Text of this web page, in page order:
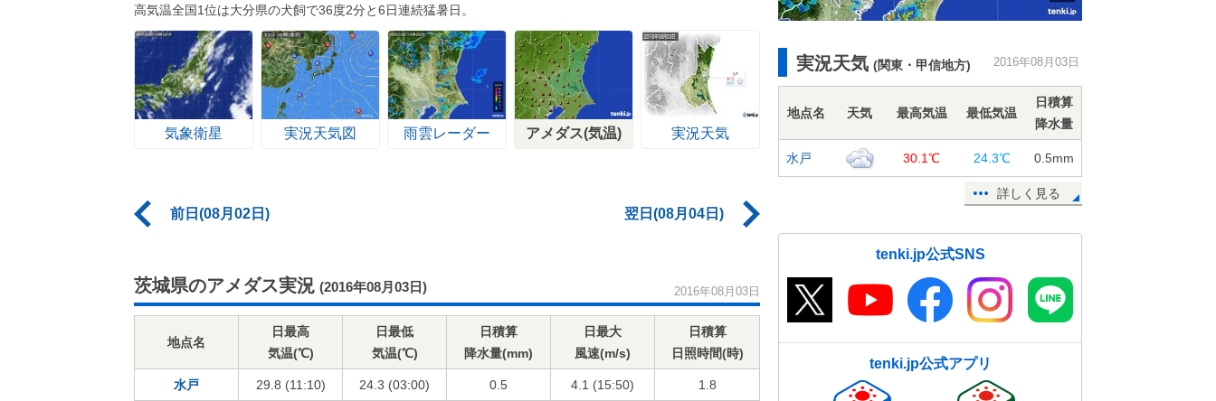
高気温全国1位は大分県の犬飼で36度2分と6日連続猛暑日。
気象衛星 実況天気図 雨雲レーダー アメダス(気温) 実況天気
前日(08月02日) 翌日(08月04日)
茨城県のアメダス実況 (2016年08月03日) 2016年08月03日
地点名
日最高
気温(℃)
日最低
気温(℃)
日積算
降水量(mm)
日最大
風速(m/s)
日積算
日照時間(時)
水戸 29.8 (11:10) 24.3 (03:00) 0.5 4.1 (15:50) 1.8
実況天気 (関東・甲信地方) 2016年08月03日
地点名 天気 最高気温 最低気温
日積算
降水量
水戸 30.1℃ 24.3℃ 0.5mm
詳しく見る
tenki.jp公式SNS
tenki.jp公式アプリ